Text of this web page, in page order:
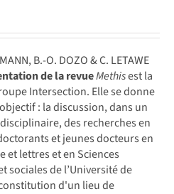
B.-O. DOZO & C. LETAWE
de la revueMethisest la
Intersection. Elle se donne
: la discussion, dans un
des recherches en
et jeunes docteurs en
et lettres et en Sciences
sociales de l’Université de
d'un lieu de